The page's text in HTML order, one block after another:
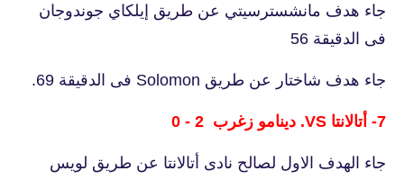
جاء هدف مانشسترسيتي عن طريق إيلكاي جوندوجان
فى الدقيقة 56
جاء هدف شاختار عن طريق Solomon فى الدقيقة 69.
7- أتالانتا VS. دينامو زغرب 2 - 0
جاء الهدف الاول لصالح نادى أتالانتا عن طريق لويس